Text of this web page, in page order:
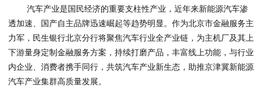
汽车产业是国民经济的重要支柱性产业，近年来新能源汽车渗
透加速、国产自主品牌迅速崛起等趋势明显。作为北京市金融服务主
力军，民生银行北京分行将聚焦汽车行业全产业链，为主机厂及其上
下游量身定制金融服务方案，持续打磨产品，丰富线上功能，与行业
内企业、消费者携手同行，共筑汽车产业新生态，助推京津冀新能源
汽车产业集群高质量发展。